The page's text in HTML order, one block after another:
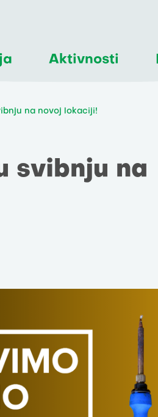
Aktivnosti
na novoj lokaciji!
svibnju na